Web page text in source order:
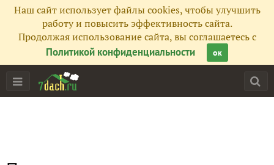
Наш сайт использует файлы cookies, чтобы улучшить
работу и повысить эффективность сайта.
Продолжая использование сайта, вы соглашаетесь с
Политикой конфиденциальности
ок